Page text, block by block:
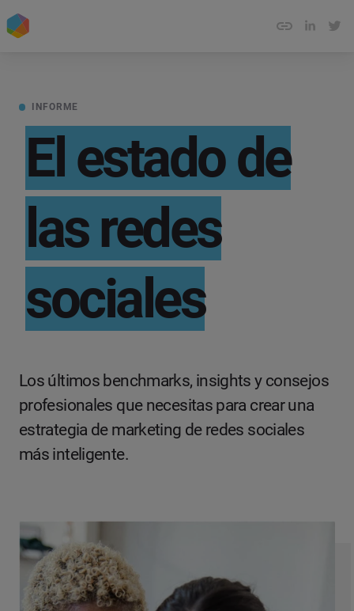
INFORME
El estado de
las redes
sociales
Los últimos benchmarks, insights y consejos
profesionales que necesitas para crear una
estrategia de marketing de redes sociales
más inteligente.